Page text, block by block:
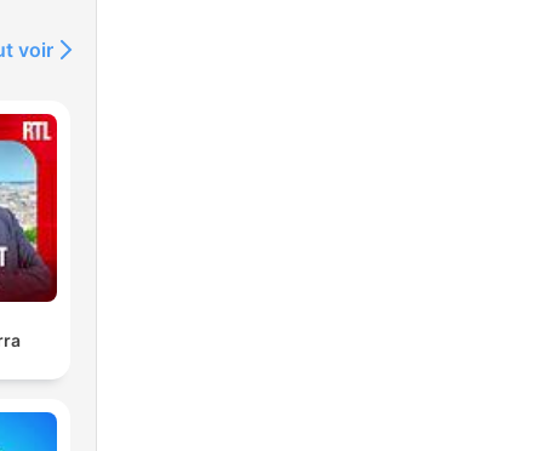
voir